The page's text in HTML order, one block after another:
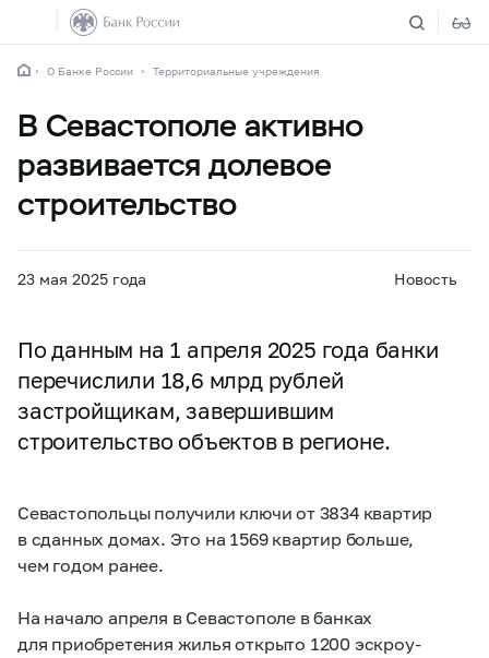
О Банке России Территориальные учреждения
В Севастополе активно
развивается долевое
строительство
23 мая 2025 года Новость
По данным на 1 апреля 2025 года банки
перечислили 18,6 млрд рублей
застройщикам, завершившим
строительство объектов в регионе.
Севастопольцы получили ключи от 3834 квартир
в сданных домах. Это на 1569 квартир больше,
чем годом ранее.
На начало апреля в Севастополе в банках
для приобретения жилья открыто 1200 эскроу-